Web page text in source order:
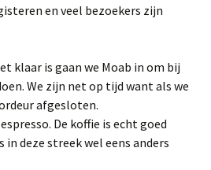
en veel bezoekers zijn
klaar is gaan we Moab in om bij
We zijn net op tijd want als we
afgesloten.
De koffie is echt goed
in deze streek wel eens anders